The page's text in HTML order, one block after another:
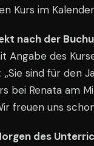
Kurs im
nach der
Angabe des
„Sie sind für den
bei Renata am
freuen uns
des